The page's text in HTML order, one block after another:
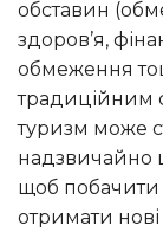
обставин
здоров’я,
обмеження
традиційним
туризм може
надзвичайно
щоб побачити
отримати